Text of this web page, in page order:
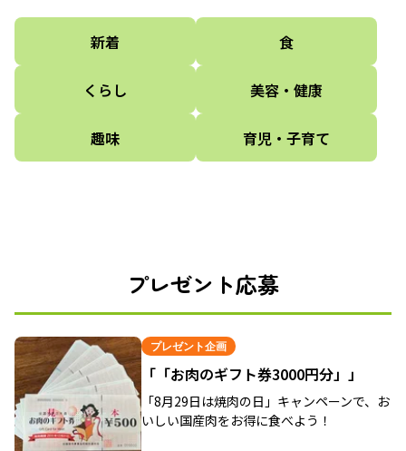
新着 食
くらし 美容・健康
趣味 育児・子育て
プレゼント応募
プレゼント企画
「「お肉のギフト券3000円分」」
「8月29日は焼肉の日」キャンペーンで、お
いしい国産肉をお得に食べよう！